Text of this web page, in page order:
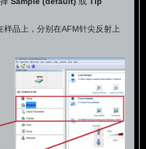
样品上，分别在AFM针尖反射上